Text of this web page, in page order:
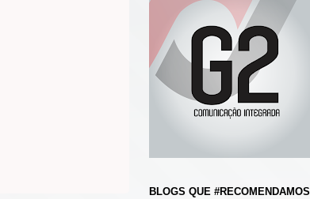
BLOGS QUE #RECOMENDAMOS